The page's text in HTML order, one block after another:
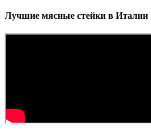
Лучшие мясные стейки в Италии